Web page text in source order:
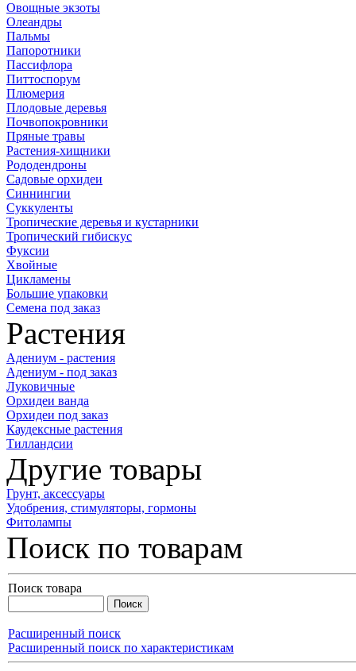
Овощные экзоты
Олеандры
Пальмы
Папоротники
Пассифлора
Питтоспорум
Плюмерия
Плодовые деревья
Почвопокровники
Пряные травы
Растения-хищники
Рододендроны
Садовые орхидеи
Синнингии
Суккуленты
Тропические деревья и кустарники
Тропический гибискус
Фуксии
Хвойные
Цикламены
Большие упаковки
Семена под заказ
Растения
Адениум - растения
Адениум - под заказ
Луковичные
Орхидеи ванда
Орхидеи под заказ
Каудексные растения
Тилландсии
Другие товары
Грунт, аксессуары
Удобрения, стимуляторы, гормоны
Фитолампы
Поиск по товарам
Поиск товара
Расширенный поиск
Расширенный поиск по характеристикам